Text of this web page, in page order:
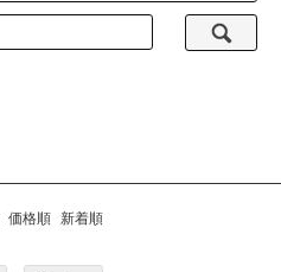
価格順 新着順